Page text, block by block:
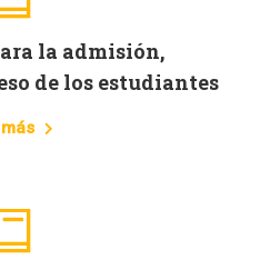
la admisión,
de los estudiantes